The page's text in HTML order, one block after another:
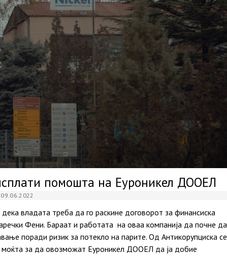
помошта на Еуроникел ДООЕЛ
09.06.2022
владата треба да го раскине договорот за финансиска
Фени. Бараат и работaта на оваа компанија да почне да
поради ризик за потекло на парите. Од Антикорупциска се
моќта за да овозможат Еуроникел ДООЕЛ да ја добие